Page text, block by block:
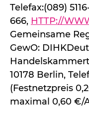
Telefax:(089)
666, HTTP://
Gemeinsame
GewO:
10178 Berlin,
(Festnetzpreis
maximal 0,60 €/